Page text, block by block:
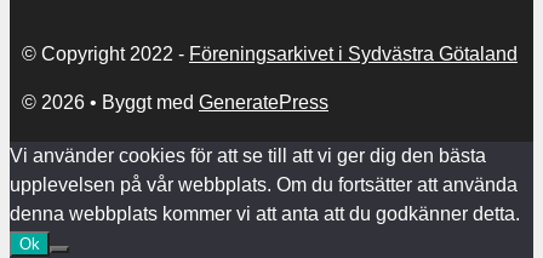
© Copyright 2022 - Föreningsarkivet i Sydvästra Götaland
© 2026 • Byggt med GeneratePress
Vi använder cookies för att se till att vi ger dig den bästa
upplevelsen på vår webbplats. Om du fortsätter att använda
denna webbplats kommer vi att anta att du godkänner detta.
Ok